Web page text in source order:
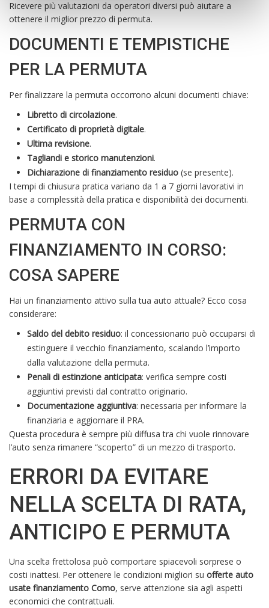
Ricevere più valutazioni da operatori diversi può aiutare a
ottenere il miglior prezzo di permuta.
DOCUMENTI E TEMPISTICHE
PER LA PERMUTA
Per finalizzare la permuta occorrono alcuni documenti chiave:
Libretto di circolazione.
Certificato di proprietà digitale.
Ultima revisione.
Tagliandi e storico manutenzioni.
Dichiarazione di finanziamento residuo (se presente).
I tempi di chiusura pratica variano da 1 a 7 giorni lavorativi in
base a complessità della pratica e disponibilità dei documenti.
PERMUTA CON
FINANZIAMENTO IN CORSO:
COSA SAPERE
Hai un finanziamento attivo sulla tua auto attuale? Ecco cosa
considerare:
Saldo del debito residuo: il concessionario può occuparsi di
estinguere il vecchio finanziamento, scalando l’importo
dalla valutazione della permuta.
Penali di estinzione anticipata: verifica sempre costi
aggiuntivi previsti dal contratto originario.
Documentazione aggiuntiva: necessaria per informare la
finanziaria e aggiornare il PRA.
Questa procedura è sempre più diffusa tra chi vuole rinnovare
l’auto senza rimanere “scoperto” di un mezzo di trasporto.
ERRORI DA EVITARE
NELLA SCELTA DI RATA,
ANTICIPO E PERMUTA
Una scelta frettolosa può comportare spiacevoli sorprese o
costi inattesi. Per ottenere le condizioni migliori su offerte auto
usate finanziamento Como, serve attenzione sia agli aspetti
economici che contrattuali.